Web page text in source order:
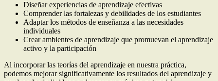
Diseñar experiencias de aprendizaje efectivas
Comprender las fortalezas y debilidades de los estudiantes
Adaptar los métodos de enseñanza a las necesidades
individuales
Crear ambientes de aprendizaje que promuevan el aprendizaje
activo y la participación
Al incorporar las teorías del aprendizaje en nuestra práctica,
podemos mejorar significativamente los resultados del aprendizaje y